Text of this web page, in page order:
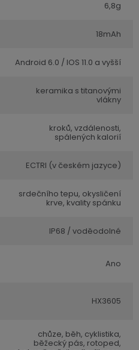
6,8g
18mAh
Android 6.0 / IOS 11.0 a vyšší
keramika s titanovými
vlákny
kroků, vzdálenosti,
spálených kalorií
ECTRI (v českém jazyce)
srdečního tepu, okysličení
krve, kvality spánku
IP68 / voděodolné
Ano
HX3605
chůze, běh, cyklistika,
běžecký pás, rotoped,